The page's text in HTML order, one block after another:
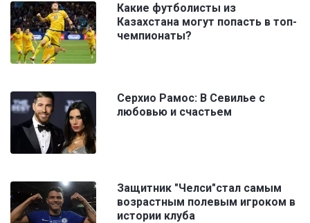
Какие футболисты из
Казахстана могут попасть в топ-
чемпионаты?
Серхио Рамос: В Севилье с
любовью и счастьем
Защитник "Челси"стал самым
возрастным полевым игроком в
истории клуба